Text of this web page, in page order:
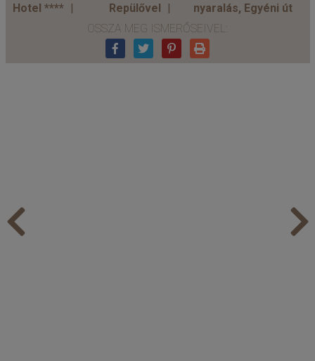
Hotel ****
Repülővel
nyaralás, Egyéni út
OSSZA MEG ISMERŐSEIVEL: